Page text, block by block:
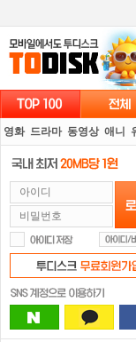
영화 드라마 동영상 애니